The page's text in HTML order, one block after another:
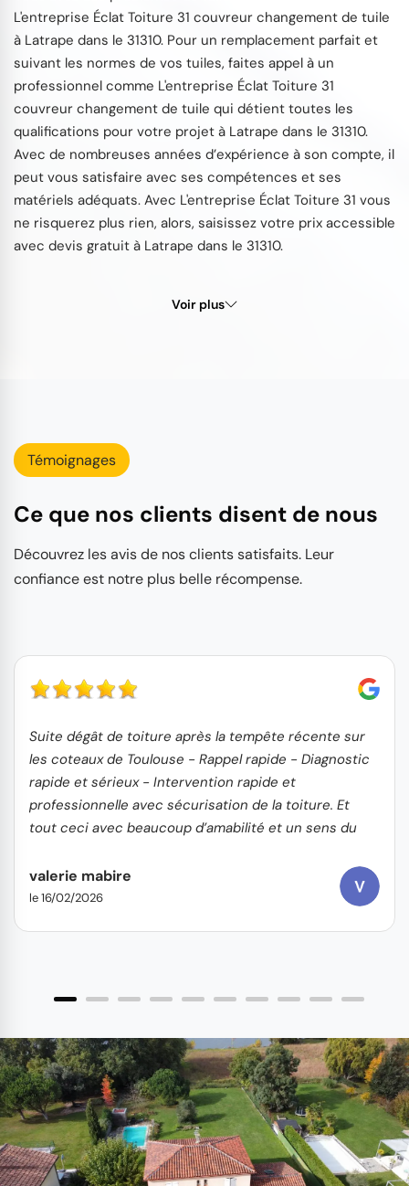
L'entreprise Éclat Toiture 31 couvreur changement de tuile
à Latrape dans le 31310. Pour un remplacement parfait et
suivant les normes de vos tuiles, faites appel à un
professionnel comme L'entreprise Éclat Toiture 31
couvreur changement de tuile qui détient toutes les
qualifications pour votre projet à Latrape dans le 31310.
Avec de nombreuses années d’expérience à son compte, il
peut vous satisfaire avec ses compétences et ses
matériels adéquats. Avec L'entreprise Éclat Toiture 31 vous
ne risquerez plus rien, alors, saisissez votre prix accessible
avec devis gratuit à Latrape dans le 31310.
Voir plus
Témoignages
Ce que nos clients disent de nous
Découvrez les avis de nos clients satisfaits. Leur
confiance est notre plus belle récompense.
Suite dégât de toiture après la tempête récente sur
les coteaux de Toulouse - Rappel rapide - Diagnostic
rapide et sérieux - Intervention rapide et
professionnelle avec sécurisation de la toiture. Et
tout ceci avec beaucoup d’amabilité et un sens du
valerie mabire
le 16/02/2026